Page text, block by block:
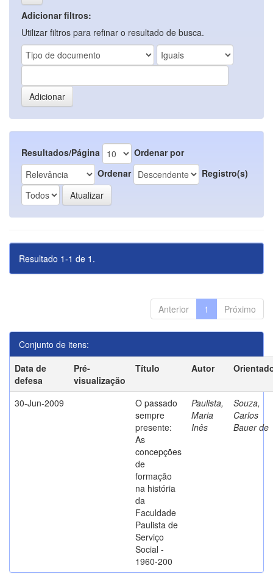
Adicionar filtros:
Utilizar filtros para refinar o resultado de busca.
Resultados/Página
Ordenar por
Ordenar
Registro(s)
Resultado 1-1 de 1.
Anterior 1 Próximo
Conjunto de itens:
Data de
defesa
Pré-
visualização
Título Autor
30-Jun-2009
O passado
sempre
presente:
As
concepções
de
formação
na história
da
Faculdade
Paulista de
Serviço
Social -
1960-200
Paulista,
Maria
Inês
Souza,
Carlos
Bauer de